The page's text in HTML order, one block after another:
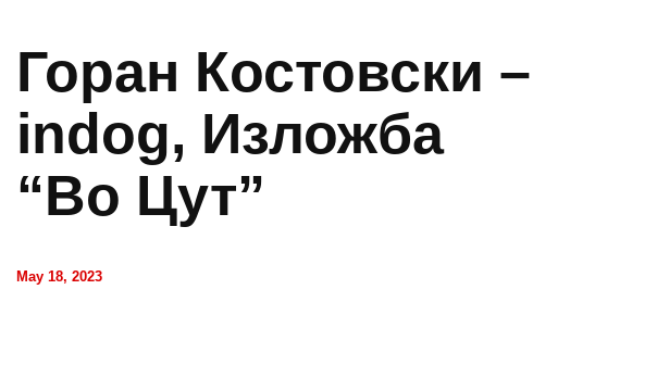
Горан Костовски –
indog, Изложба
“Во Цут”
May 18, 2023